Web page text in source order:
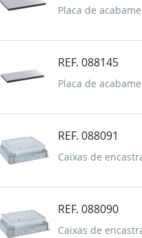
Placa de
REF. 088145
Placa de
REF. 088091
Caixas de
REF. 088090
Caixas de